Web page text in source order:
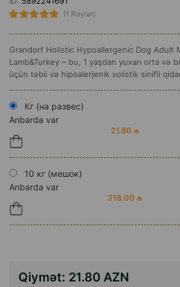
(1 Rəylər)
Grandorf Holistiс Hypoallergenic Dog Adult
Lamb&Turkey – bu, 1 yaşdan yuxarı orta və
üçün təbii və hipoalerjenik xolistik sinifli
Кг (на развес)
Anbarda var
21.80 ₼
10 кг (мешок)
Anbarda var
218.00 ₼
Qiymət: 21.80 AZN